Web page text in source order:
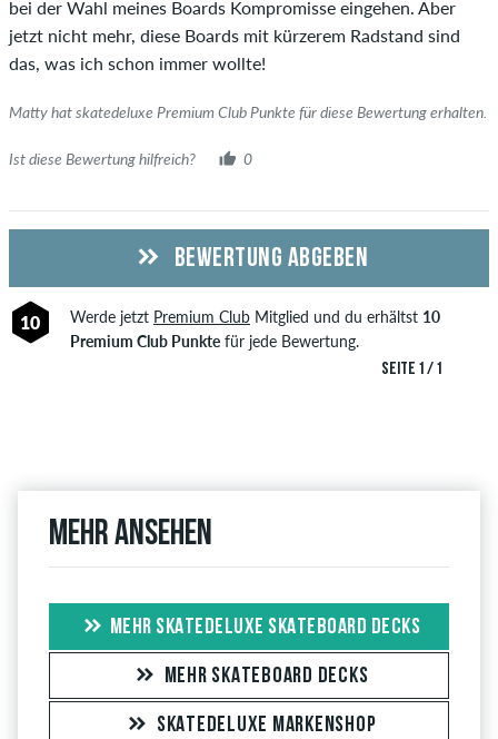
bei der Wahl meines Boards Kompromisse eingehen. Aber
jetzt nicht mehr, diese Boards mit kürzerem Radstand sind
das, was ich schon immer wollte!
Matty hat skatedeluxe Premium Club Punkte für diese Bewertung erhalten.
Ist diese Bewertung hilfreich? 0
SEITE 1 / 1
BEWERTUNG ABGEBEN
10 Werde jetzt Premium ClubMitglied und du erhältst 10
Premium Club Punktefür jede Bewertung.
Mehr ansehen
MEHR SKATEDELUXE SKATEBOARD DECKS
MEHR SKATEBOARD DECKS
SKATEDELUXE MARKENSHOP